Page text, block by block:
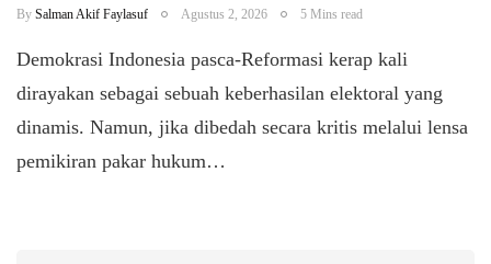
By Salman Akif Faylasuf Agustus 2, 2026 5 Mins read
Demokrasi Indonesia pasca-Reformasi kerap kali
dirayakan sebagai sebuah keberhasilan elektoral yang
dinamis. Namun, jika dibedah secara kritis melalui lensa
pemikiran pakar hukum…